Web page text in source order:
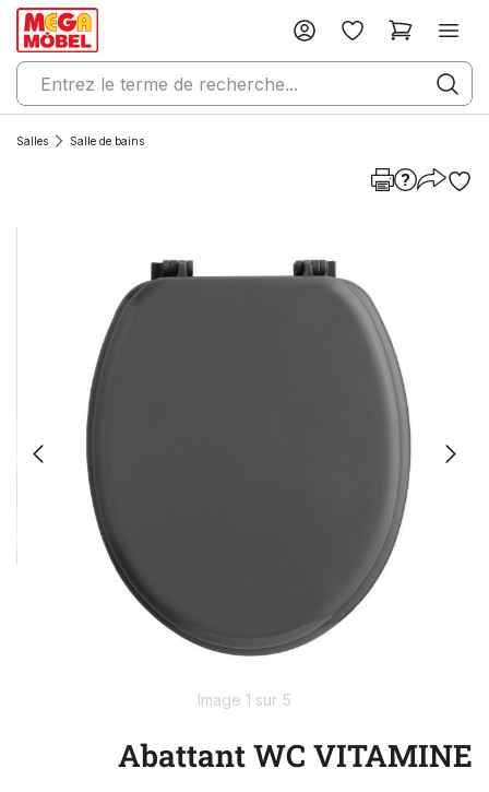
Salles Salle de bains
Image 1 sur 5
Abattant WC VITAMINE